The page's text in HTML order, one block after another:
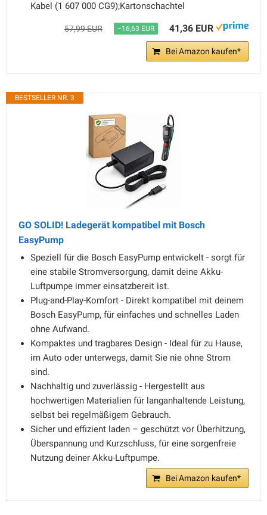
Kabel (1 607 000 CG9);Kartonschachtel
57,99 EUR −16,63 EUR 41,36 EUR
Bei Amazon kaufen*
BESTSELLER NR. 3
GO SOLID! Ladegerät kompatibel mit Bosch
EasyPump
Speziell für die Bosch EasyPump entwickelt - sorgt für
eine stabile Stromversorgung, damit deine Akku-
Luftpumpe immer einsatzbereit ist.
Plug-and-Play-Komfort - Direkt kompatibel mit deinem
Bosch EasyPump, für einfaches und schnelles Laden
ohne Aufwand.
Kompaktes und tragbares Design - Ideal für zu Hause,
im Auto oder unterwegs, damit Sie nie ohne Strom
sind.
Nachhaltig und zuverlässig - Hergestellt aus
hochwertigen Materialien für langanhaltende Leistung,
selbst bei regelmäßigem Gebrauch.
Sicher und effizient laden – geschützt vor Überhitzung,
Überspannung und Kurzschluss, für eine sorgenfreie
Nutzung deiner Akku-Luftpumpe.
Bei Amazon kaufen*